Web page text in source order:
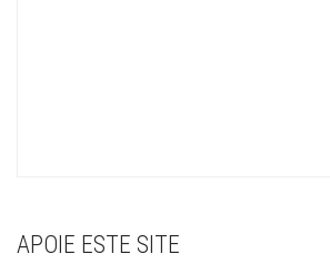
APOIE ESTE SITE